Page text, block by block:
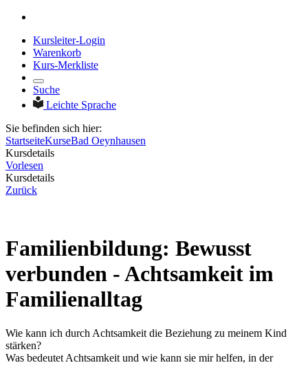
Kursleiter-Login
Warenkorb
Kurs-Merkliste
Suche
Leichte Sprache
Sie befinden sich hier:
StartseiteKurseBad Oeynhausen
Kursdetails
Vorlesen
Kursdetails
Zurück
Familienbildung: Bewusst
verbunden - Achtsamkeit im
Familienalltag
Wie kann ich durch Achtsamkeit die Beziehung zu meinem Kind
stärken?
Was bedeutet Achtsamkeit und wie kann sie mir helfen, in der